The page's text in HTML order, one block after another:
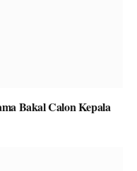
Bakal Calon Kepala